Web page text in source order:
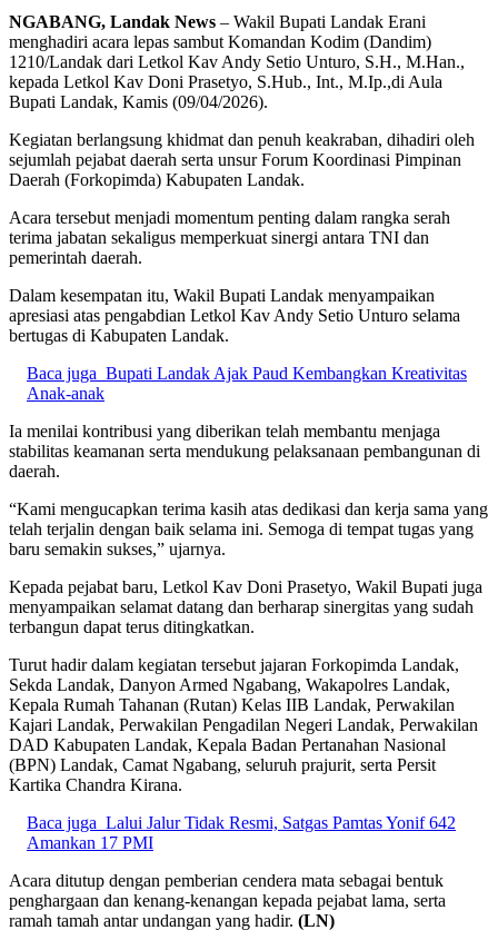
NGABANG, Landak News – Wakil Bupati Landak Erani
menghadiri acara lepas sambut Komandan Kodim (Dandim)
1210/Landak dari Letkol Kav Andy Setio Unturo, S.H., M.Han.,
kepada Letkol Kav Doni Prasetyo, S.Hub., Int., M.Ip.,di Aula
Bupati Landak, Kamis (09/04/2026).
Kegiatan berlangsung khidmat dan penuh keakraban, dihadiri oleh
sejumlah pejabat daerah serta unsur Forum Koordinasi Pimpinan
Daerah (Forkopimda) Kabupaten Landak.
Acara tersebut menjadi momentum penting dalam rangka serah
terima jabatan sekaligus memperkuat sinergi antara TNI dan
pemerintah daerah.
Dalam kesempatan itu, Wakil Bupati Landak menyampaikan
apresiasi atas pengabdian Letkol Kav Andy Setio Unturo selama
bertugas di Kabupaten Landak.
Baca juga Bupati Landak Ajak Paud Kembangkan Kreativitas
Anak-anak
Ia menilai kontribusi yang diberikan telah membantu menjaga
stabilitas keamanan serta mendukung pelaksanaan pembangunan di
daerah.
“Kami mengucapkan terima kasih atas dedikasi dan kerja sama yang
telah terjalin dengan baik selama ini. Semoga di tempat tugas yang
baru semakin sukses,” ujarnya.
Kepada pejabat baru, Letkol Kav Doni Prasetyo, Wakil Bupati juga
menyampaikan selamat datang dan berharap sinergitas yang sudah
terbangun dapat terus ditingkatkan.
Turut hadir dalam kegiatan tersebut jajaran Forkopimda Landak,
Sekda Landak, Danyon Armed Ngabang, Wakapolres Landak,
Kepala Rumah Tahanan (Rutan) Kelas IIB Landak, Perwakilan
Kajari Landak, Perwakilan Pengadilan Negeri Landak, Perwakilan
DAD Kabupaten Landak, Kepala Badan Pertanahan Nasional
(BPN) Landak, Camat Ngabang, seluruh prajurit, serta Persit
Kartika Chandra Kirana.
Baca juga Lalui Jalur Tidak Resmi, Satgas Pamtas Yonif 642
Amankan 17 PMI
Acara ditutup dengan pemberian cendera mata sebagai bentuk
penghargaan dan kenang-kenangan kepada pejabat lama, serta
ramah tamah antar undangan yang hadir. (LN)